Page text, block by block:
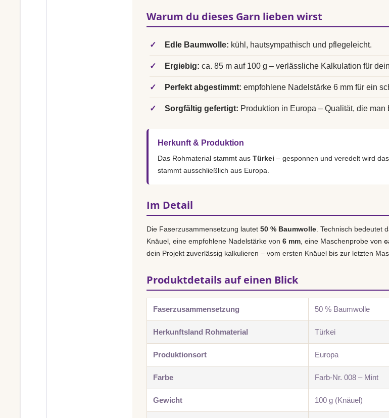
Warum du dieses Garn lieben wirst
✓ Edle Baumwolle: kühl, hautsympathisch und pflegeleicht.
✓ Ergiebig: ca. 85 m auf 100 g – verlässliche Kalkulation für
✓ Perfekt abgestimmt: empfohlene Nadelstärke 6 mm für ein
✓ Sorgfältig gefertigt: Produktion in Europa – Qualität, die man
Herkunft & Produktion
Das Rohmaterial stammt aus Türkei – gesponnen und veredelt wird
stammt ausschließlich aus Europa.
Im Detail
Die Faserzusammensetzung lautet 50 % Baumwolle . Technisch bedeutet
Knäuel, eine empfohlene Nadelstärke von 6 mm , eine Maschenprobe von
dein Projekt zuverlässig kalkulieren – vom ersten Knäuel bis zur letzten
Produktdetails auf einen Blick
Faserzusammensetzung 50 % Baumwolle
Herkunftsland Rohmaterial Türkei
Produktionsort Europa
Farbe Farb-Nr. 008 – Mint
Gewicht 100 g (Knäuel)